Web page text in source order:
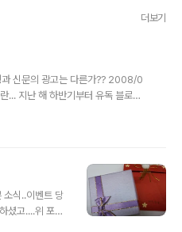
더보기
신문의 광고는 다른가?? 2008/0
지난 해 하반기부터 유독 블로고
만 아픈 주제에 대해서는 당분간 포
기저기서 감지할 수 있었다. 바로
웹 환경의 흐름에 따른다고는 하지
더 두어야 ..
식..이벤트 당
셨고....위 포스